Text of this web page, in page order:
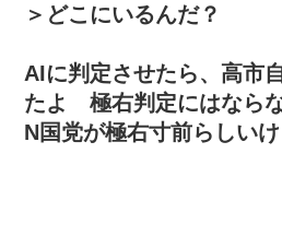
＞どこにいるんだ？
AIに判定させたら、高市
たよ 極右判定にはなら
N国党が極右寸前らしいけ